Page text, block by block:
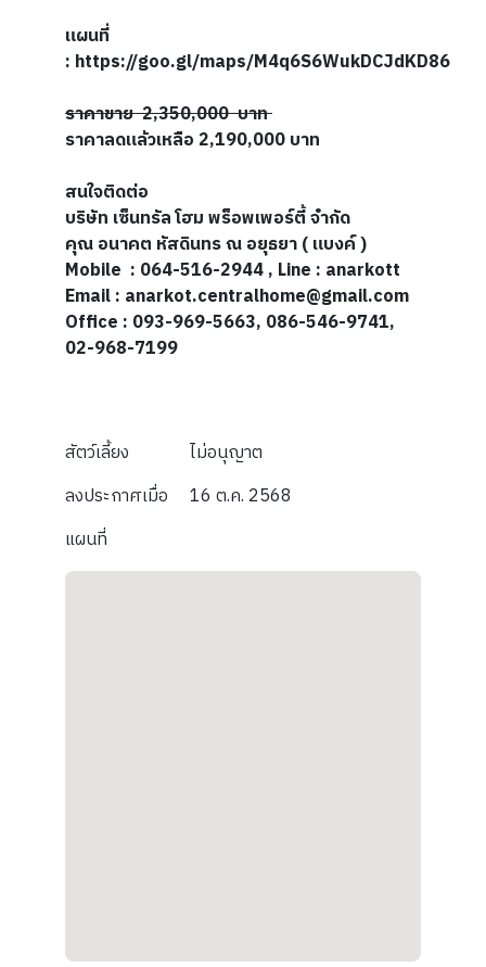
แผนที่
: https://goo.gl/maps/M4q6S6WukDCJdKD86
ราคาขาย 2,350,000 บาท
ราคาลดแล้วเหลือ 2,190,000 บาท
สนใจติดต่อ
บริษัท เซ็นทรัล โฮม พร็อพเพอร์ตี้ จำกัด
คุณ อนาคต หัสดินทรณ อยุธยา ( แบงค์ )
Mobile : 064-516-2944 , Line : anarkott
Email : anarkot.centralhome@gmail.com
Office : 093-969-5663, 086-546-9741,
02-968-7199
สัตว์เลี้ยง
ไม่อนุญาต
ลงประกาศเมื่อ
16 ต.ค. 2568
แผนที่